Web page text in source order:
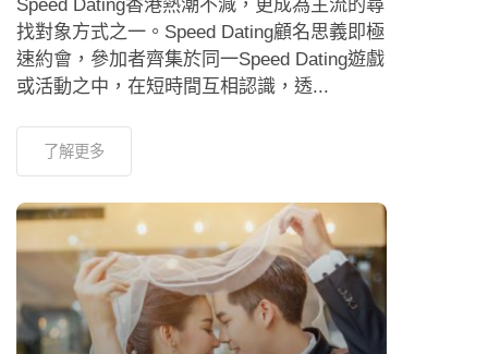
Speed Dating香港熱潮不減，更成為主流的尋
找對象方式之一。Speed Dating顧名思義即極
速約會，參加者齊集於同一Speed Dating遊戲
或活動之中，在短時間互相認識，透...
了解更多